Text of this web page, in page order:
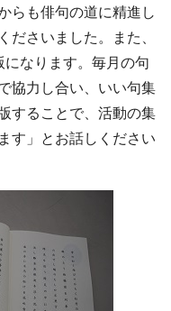
らも俳句の道に精進し
ださいました。また、
なります。毎月の句
協力し合い、いい句集
することで、活動の集
す」とお話しください